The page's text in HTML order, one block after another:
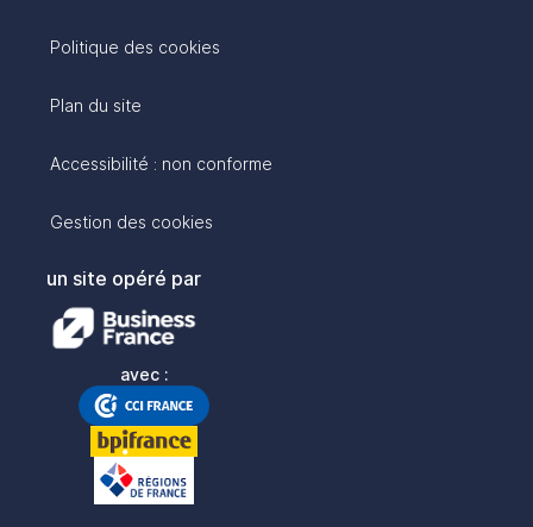
Politique des cookies
Plan du site
Accessibilité : non conforme
Gestion des cookies
un site opéré par
avec :